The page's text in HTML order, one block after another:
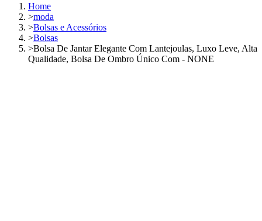
Home
>moda
>Bolsas e Acessórios
>Bolsas
>Bolsa De Jantar Elegante Com Lantejoulas, Luxo Leve, Alta
Qualidade, Bolsa De Ombro Único Com - NONE